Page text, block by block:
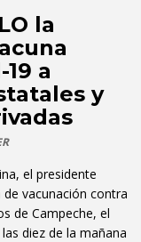
la
a
y
el presidente
vacunación contra
de Campeche, el
diez de la mañana